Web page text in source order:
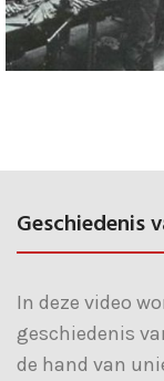
Geschiedenis
In deze video
geschiedenis
de hand van